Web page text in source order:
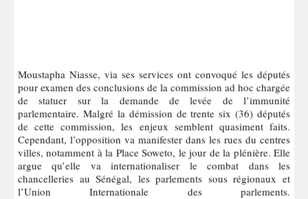
Moustapha Niasse, via ses services ont convoqué les députés
pour examen des conclusions de la commission ad hoc chargée
de statuer sur la demande de levée de l’immunité
parlementaire. Malgré la démission de trente six (36) députés
de cette commission, les enjeux semblent quasiment faits.
Cependant, l’opposition va manifester dans les rues du centres
villes, notamment à la Place Soweto, le jour de la plénière. Elle
argue qu’elle va internationaliser le combat dans les
chancelleries au Sénégal, les parlements sous régionaux et
l’Union Internationale des parlements.